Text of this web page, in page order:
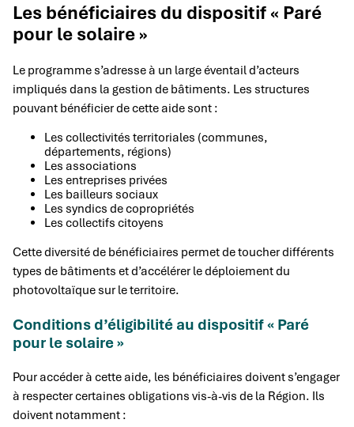
Les bénéficiaires du dispositif « Paré
pour le solaire »
Le programme s’adresse à un large éventail d’acteurs
impliqués dans la gestion de bâtiments. Les structures
pouvant bénéficier de cette aide sont :
Les collectivités territoriales (communes,
départements, régions)
Les associations
Les entreprises privées
Les bailleurs sociaux
Les syndics de copropriétés
Les collectifs citoyens
Cette diversité de bénéficiaires permet de toucher différents
types de bâtiments et d’accélérer le déploiement du
photovoltaïque sur le territoire.
Conditions d’éligibilité au dispositif « Paré
pour le solaire »
Pour accéder à cette aide, les bénéficiaires doivent s’engager
à respecter certaines obligations vis-à-vis de la Région. Ils
doivent notamment :